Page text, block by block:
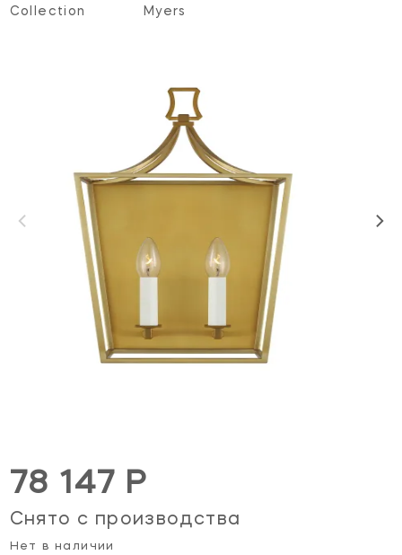
Collection
Myers
78 147 Р
Снято с производства
Нет в наличии